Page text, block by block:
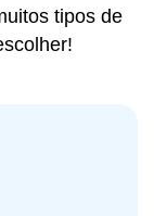
tipos de